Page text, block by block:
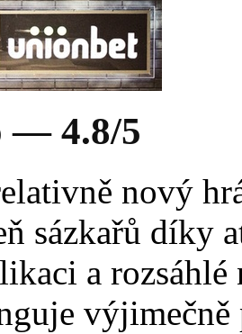
— 4.8/5
nový
sázkařů díky
a